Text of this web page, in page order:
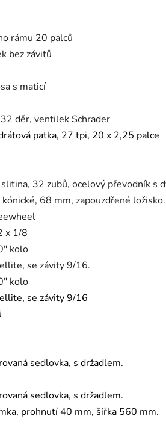
rámu 20 palců
bez závitů
s maticí
děr, ventilek Schrader
patka, 27 tpi, 20 x 2,25 palce
32 zubů, ocelový převodník s
68 mm, zapouzdřené ložisko.
x 1/8
kolo
se závity 9/16.
kolo
se závity 9/16
sedlovka, s držadlem.
sedlovka, s držadlem.
prohnutí 40 mm, šířka 560 mm.